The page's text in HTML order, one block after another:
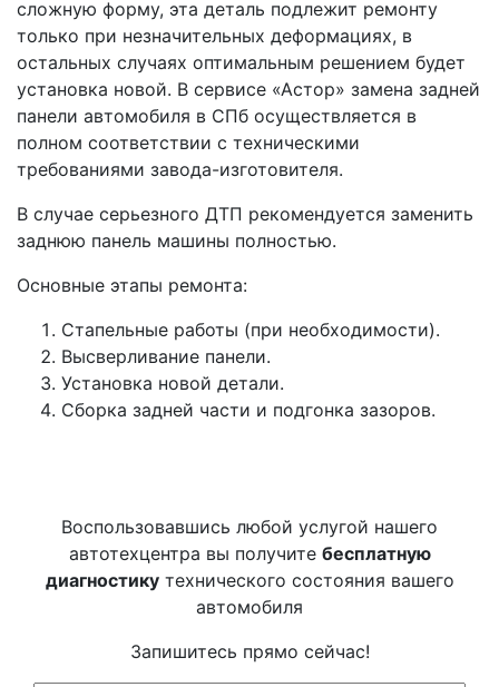
сложную форму, эта деталь подлежит ремонту
только при незначительных деформациях, в
остальных случаях оптимальным решением будет
установка новой. В сервисе «Астор» замена задней
панели автомобиля в СПб осуществляется в
полном соответствии с техническими
требованиями завода-изготовителя.
В случае серьезного ДТП рекомендуется заменить
заднюю панель машины полностью.
Основные этапы ремонта:
Стапельные работы (при необходимости).
Высверливание панели.
Установка новой детали.
Сборка задней части и подгонка зазоров.
Воспользовавшись любой услугой нашего
автотехцентра вы получите бесплатную
диагностикутехнического состояния вашего
автомобиля
Запишитесь прямо сейчас!